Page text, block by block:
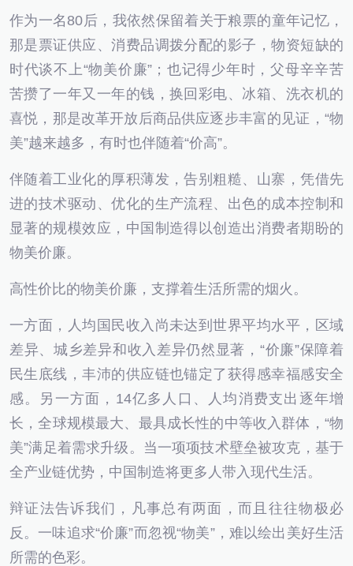
作为一名80后，我依然保留着关于粮票的童年记忆，
那是票证供应、消费品调拨分配的影子，物资短缺的
时代谈不上“物美价廉”；也记得少年时，父母辛辛苦
苦攒了一年又一年的钱，换回彩电、冰箱、洗衣机的
喜悦，那是改革开放后商品供应逐步丰富的见证，“物
美”越来越多，有时也伴随着“价高”。
伴随着工业化的厚积薄发，告别粗糙、山寨，凭借先
进的技术驱动、优化的生产流程、出色的成本控制和
显著的规模效应，中国制造得以创造出消费者期盼的
物美价廉。
高性价比的物美价廉，支撑着生活所需的烟火。
一方面，人均国民收入尚未达到世界平均水平，区域
差异、城乡差异和收入差异仍然显著，“价廉”保障着
民生底线，丰沛的供应链也锚定了获得感幸福感安全
感。另一方面，14亿多人口、人均消费支出逐年增
长，全球规模最大、最具成长性的中等收入群体，“物
美”满足着需求升级。当一项项技术壁垒被攻克，基于
全产业链优势，中国制造将更多人带入现代生活。
辩证法告诉我们，凡事总有两面，而且往往物极必
反。一味追求“价廉”而忽视“物美”，难以绘出美好生活
所需的色彩。